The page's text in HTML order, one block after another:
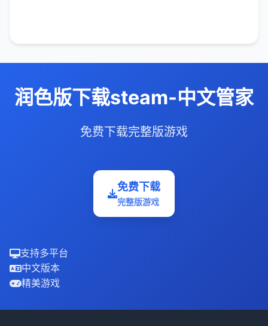
润色版下载steam-中文管家
免费下载完整版游戏
免费下载
完整版游戏
支持多平台
中文版本
精美游戏